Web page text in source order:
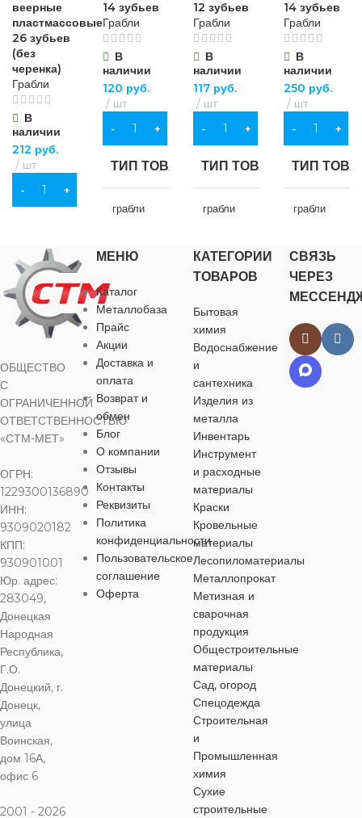
пластик
ВЫСОТА
240 мм
ШИРИНА
ПВХ,
хлопчатобумажная
ткань
ОСОБЕННОСТИ
повышенной
прочности
ПВХ,
хлопчатобумажная
ткань
ОСОБЕННОСТИ
повышенной
прочности
металл
веерные
пластмассовые
26 зубьев
(без
черенка)
Грабли
В
наличии
212 руб.
шт
В КОРЗИНУ
14 зубьев
Грабли
В
наличии
120 руб.
шт
В КОРЗИНУ
ТИП ТОВАРА
грабли
НАЗНАЧЕНИЕ
для хозяйственно-
бытовых нужд
ВИД РАБОТ
универсальные
МАТЕРИАЛ
дерево
ДЛИНА
395 мм
12 зубьев
Грабли
В
наличии
117 руб.
шт
В КОРЗИНУ
ТИП ТОВАРА
грабли
НАЗНАЧЕНИЕ
для хозяйственно-
бытовых нужд
ВИД РАБОТ
универсальные
МАТЕРИАЛ
ДЛИНА
14 зубьев
Грабли
В
наличии
250 руб.
шт
В КОРЗИНУ
ТИП
грабли
для
ВИД
ОБЩЕСТВО
С
ОГРАНИЧЕННОЙ
ОТВЕТСТВЕННОСТЬЮ
«СТМ-МЕТ»
ОГРН:
1229300136890
ИНН:
9309020182
КПП:
930901001
Юр. адрес:
283049,
Донецкая
Народная
Республика,
Г.О.
Донецкий, г.
Донецк,
улица
Воинская,
дом 16А,
офис 6
2001 - 2026
МЕНЮ
Каталог
Металлобаза
Прайс
Акции
Доставка и
оплата
Возврат и
обмен
Блог
О компании
Отзывы
Контакты
Реквизиты
Политика
конфиденциальности
Пользовательское
соглашение
Оферта
КАТЕГОРИИ
ТОВАРОВ
Бытовая
химия
Водоснабжение
и
сантехника
Изделия из
металла
Инвентарь
Инструмент
и расходные
материалы
Краски
Кровельные
материалы
Лесопиломатериалы
Металлопрокат
Метизная и
сварочная
продукция
Общестроительные
материалы
Сад, огород
Спецодежда
Строительная
и
Промышленная
химия
Сухие
строительные
СВЯЗЬ
ЧЕРЕЗ